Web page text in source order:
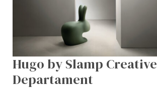
Hugo by Slamp Creative
Departament